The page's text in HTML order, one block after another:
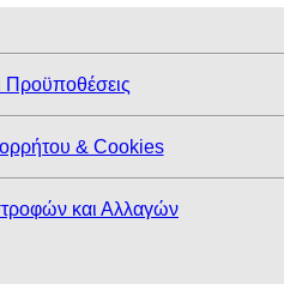
Προϋποθέσεις
& Cookies
και Αλλαγών